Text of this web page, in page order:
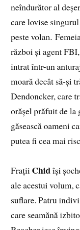
neîndurător al
care lovise
peste volan.
război și agent
intrat într-un
moară decât să-și
Dendoncker, care
orășel prăfuit de la
găsească oameni
putea fi cea mai
Frații Chidîși
ale acestui volum,
suflare. Patru
care seamănă